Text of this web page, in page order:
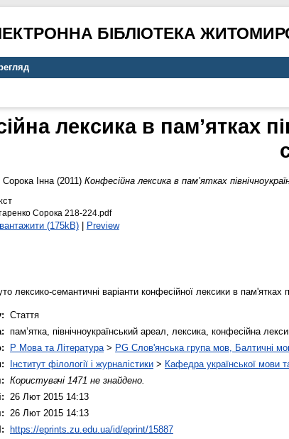
БІБЛІОТЕКА
лексика в пам’ятках
Сорока Інна(2011) Конфесійна лексика в пам’ятках
Сорока 218-224.pdf
(175kB)| Preview
лексико-семантичні варіанти конфесійної лексики в пам'ятках
Стаття
пам’ятка, північноукраїнський ареал, лексика, конфесійна
P Мова та Література > PG Слов'янська група мов, Балтичні
Інститут філології і журналістики > Кафедра української мови
Користувачі 1471 не знайдено.
26 Лют 2015 14:13
26 Лют 2015 14:13
https://eprints.zu.edu.ua/id/eprint/15887